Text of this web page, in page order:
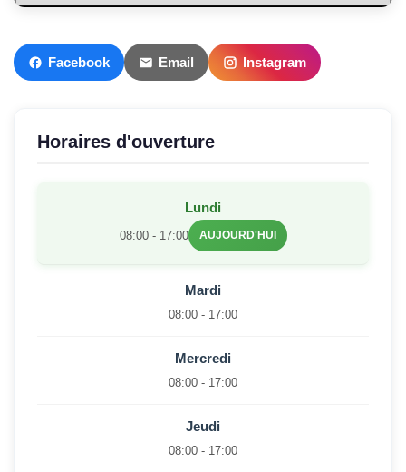
Facebook Email Instagram
Horaires d'ouverture
Lundi
08:00 - 17:00 AUJOURD'HUI
Mardi
08:00 - 17:00
Mercredi
08:00 - 17:00
Jeudi
08:00 - 17:00